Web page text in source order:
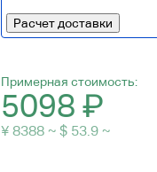
Расчет доставки
Примерная стоимость:
5098 ₽
¥ 8388 ~ $ 53.9 ~